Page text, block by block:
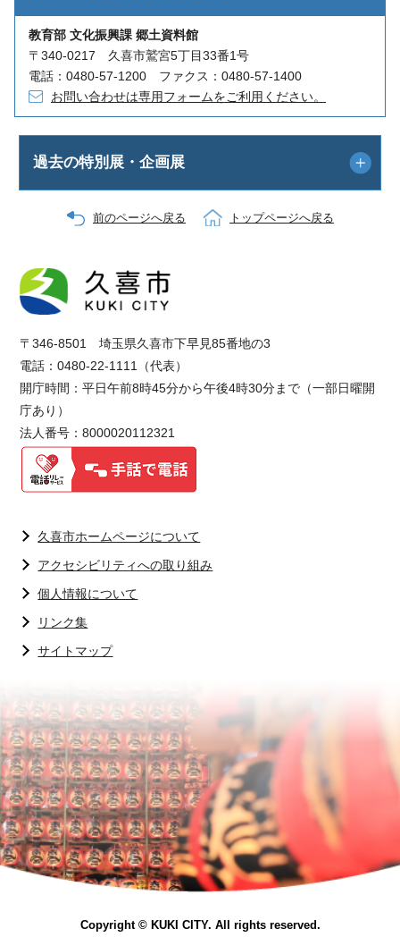
教育部 文化振興課 郷土資料館
〒340-0217 久喜市鷲宮5丁目33番1号
電話：0480-57-1200 ファクス：0480-57-1400
お問い合わせは専用フォームをご利用ください。
過去の特別展・企画展
前のページへ戻る トップページへ戻る
〒346-8501 埼玉県久喜市下早見85番地の3
電話：0480-22-1111（代表）
開庁時間：平日午前8時45分から午後4時30分まで（一部日曜開
庁あり）
法人番号：8000020112321
久喜市ホームページについて
アクセシビリティへの取り組み
個人情報について
リンク集
サイトマップ
Copyright © KUKI CITY. All rights reserved.